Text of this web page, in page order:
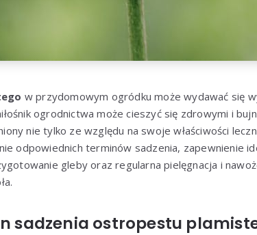
w przydomowym ogródku może wydawać się
ogrodnictwa może cieszyć się zdrowymi i
nie tylko ze względu na swoje właściwości
odpowiednich terminów sadzenia, zapewnienie
gleby oraz regularna pielęgnacja i
sadzenia ostropestu